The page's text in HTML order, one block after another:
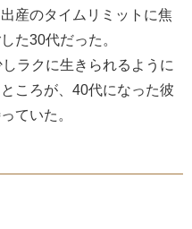
産のタイムリミットに焦
た30代だった。
ラクに生きられるように
ころが、40代になった彼
ていた。